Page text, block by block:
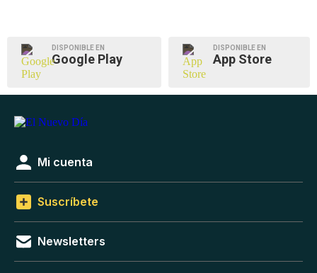
DISPONIBLE EN
Google Play
DISPONIBLE EN
App Store
Mi cuenta
Suscríbete
Newsletters